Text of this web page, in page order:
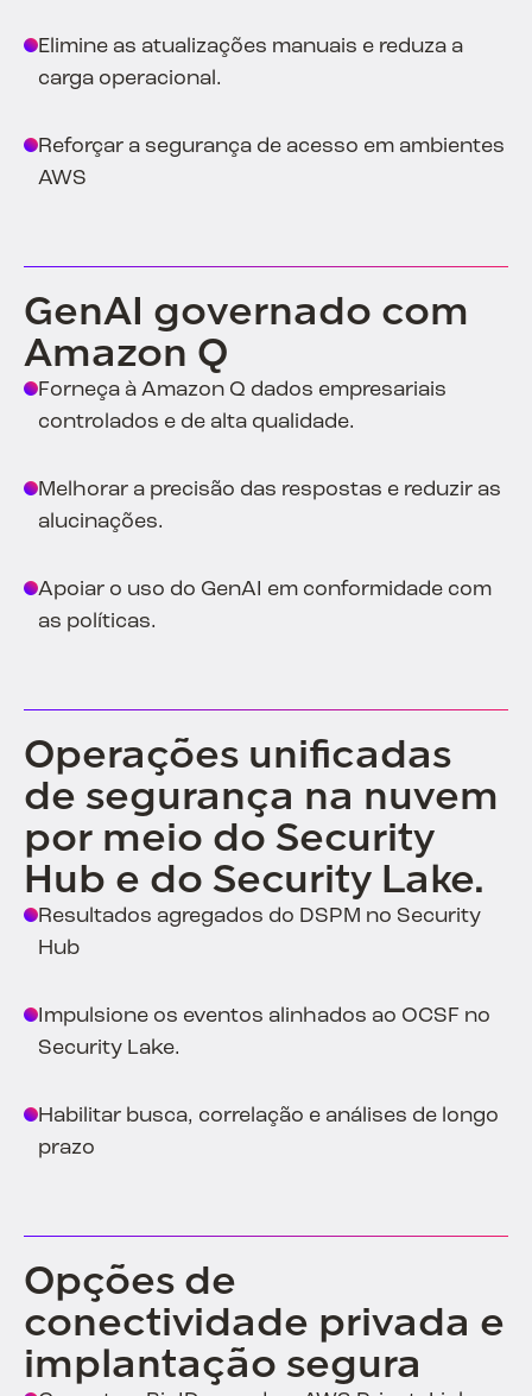
Elimine as atualizações manuais e reduza a
carga operacional.
Reforçar a segurança de acesso em ambientes
AWS
GenAI governado com
Amazon Q
Forneça à Amazon Q dados empresariais
controlados e de alta qualidade.
Melhorar a precisão das respostas e reduzir as
alucinações.
Apoiar o uso do GenAI em conformidade com
as políticas.
Operações unificadas
de segurança na nuvem
por meio do Security
Hub e do Security Lake.
Resultados agregados do DSPM no Security
Hub
Impulsione os eventos alinhados ao OCSF no
Security Lake.
Habilitar busca, correlação e análises de longo
prazo
Opções de
conectividade privada e
implantação segura